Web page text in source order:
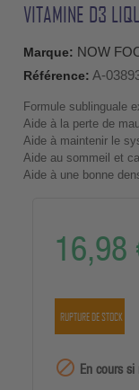
VITAMINE D3
Marque: NOW
Référence: A-
Formule sublinguale
Aide à la perte de
Aide à maintenir le
Aide au sommeil et
Aide à une bonne
16,98
RUPTURE DE STOCK
 En cours